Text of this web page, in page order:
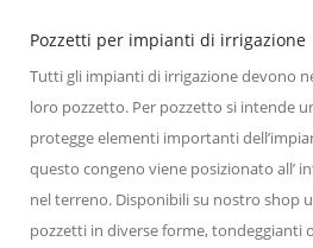
Pozzetti per impianti di irrigazione
Tutti gli impianti di irrigazione devono
loro pozzetto. Per pozzetto si intende
protegge elementi importanti
questo congeno viene posizionato all’
nel terreno. Disponibili su nostro shop
pozzetti in diverse forme, tondeggianti